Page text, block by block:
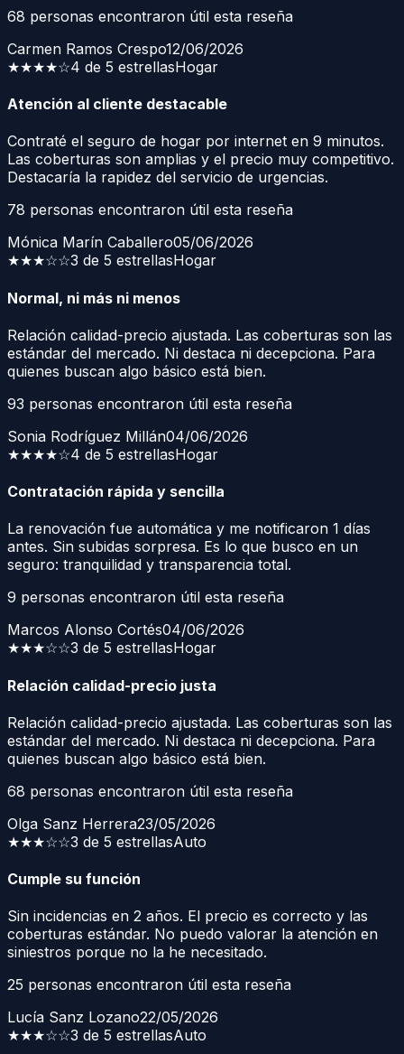
68 personas encontraron útil esta reseña
Carmen Ramos Crespo12/06/2026
★★★★☆4 de 5 estrellasHogar
Atención al cliente destacable
Contraté el seguro de hogar por internet en 9 minutos.
Las coberturas son amplias y el precio muy competitivo.
Destacaría la rapidez del servicio de urgencias.
78 personas encontraron útil esta reseña
Mónica Marín Caballero05/06/2026
★★★☆☆3 de 5 estrellasHogar
Normal, ni más ni menos
Relación calidad-precio ajustada. Las coberturas son las
estándar del mercado. Ni destaca ni decepciona. Para
quienes buscan algo básico está bien.
93 personas encontraron útil esta reseña
Sonia Rodríguez Millán04/06/2026
★★★★☆4 de 5 estrellasHogar
Contratación rápida y sencilla
La renovación fue automática y me notificaron 1 días
antes. Sin subidas sorpresa. Es lo que busco en un
seguro: tranquilidad y transparencia total.
9 personas encontraron útil esta reseña
Marcos Alonso Cortés04/06/2026
★★★☆☆3 de 5 estrellasHogar
Relación calidad-precio justa
Relación calidad-precio ajustada. Las coberturas son las
estándar del mercado. Ni destaca ni decepciona. Para
quienes buscan algo básico está bien.
68 personas encontraron útil esta reseña
Olga Sanz Herrera23/05/2026
★★★☆☆3 de 5 estrellasAuto
Cumple su función
Sin incidencias en 2 años. El precio es correcto y las
coberturas estándar. No puedo valorar la atención en
siniestros porque no la he necesitado.
25 personas encontraron útil esta reseña
Lucía Sanz Lozano22/05/2026
★★★☆☆3 de 5 estrellasAuto